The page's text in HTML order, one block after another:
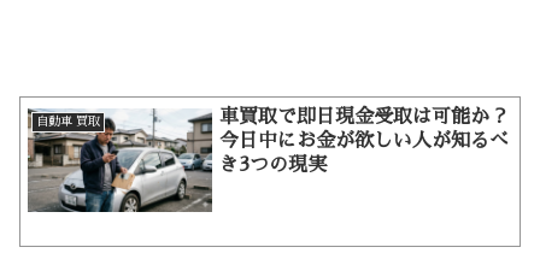
自動車 買取
車買取で即日現金受取は可能か？
今日中にお金が欲しい人が知るべ
き3つの現実